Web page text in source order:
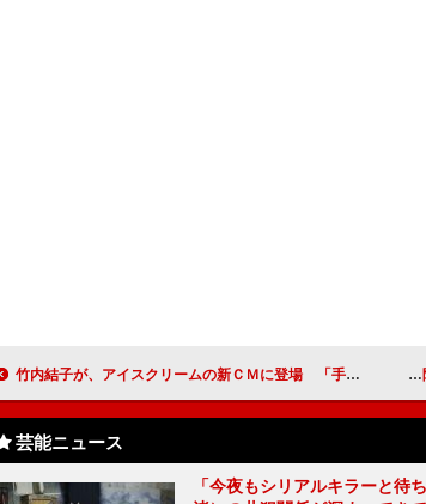
竹内結子が、アイスクリームの新ＣＭに登場 「手軽に幸せなひとときを感じさせてくれる」
芸能ニュース
「今夜もシリアルキラーと待